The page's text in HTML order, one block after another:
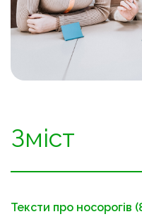
Зміст
Тексти про носорогів